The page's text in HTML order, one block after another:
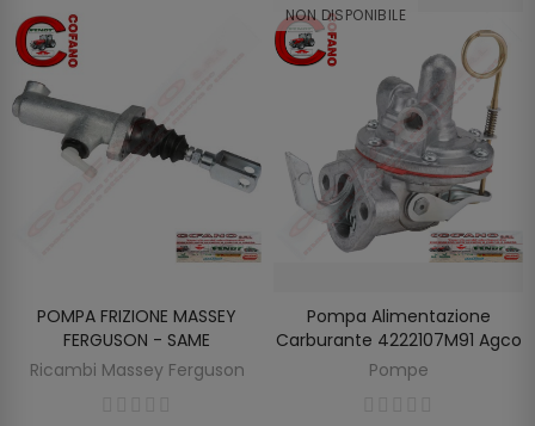
AGGIUNGI AL CARRELLO
POMPA FRIZIONE MASSEY
FERGUSON - SAME
Ricambi Massey Ferguson
NON DISPONIBILE
SCOPRIRE
Pompa Alimentazione
Carburante 4222107M91 Agco
Pompe